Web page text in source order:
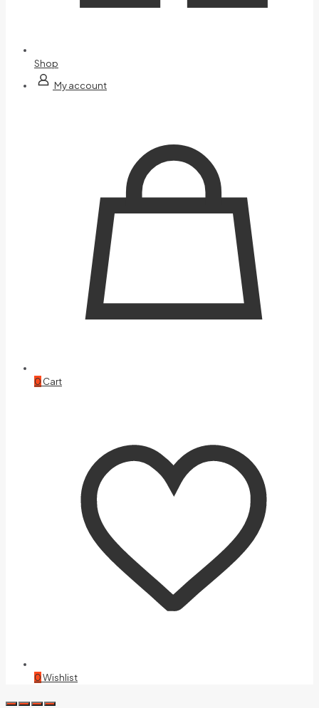
Shop
My account
0 Cart
0Wishlist